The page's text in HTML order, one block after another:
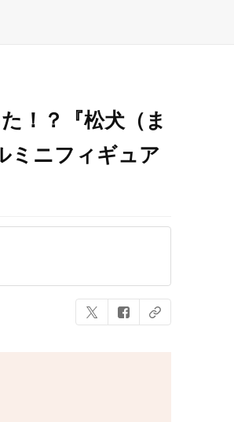
！？『松犬（ま
ミニフィギュア